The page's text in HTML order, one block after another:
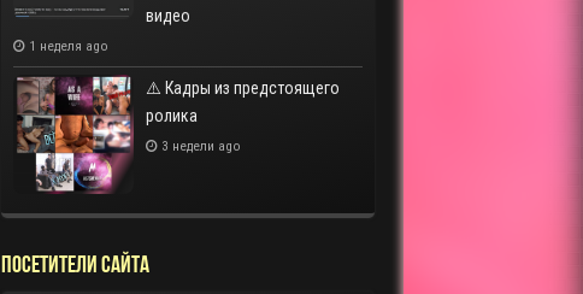
видео
1 неделя ago
⚠️ Кадры из предстоящего
ролика
3 недели ago
Посетители сайта